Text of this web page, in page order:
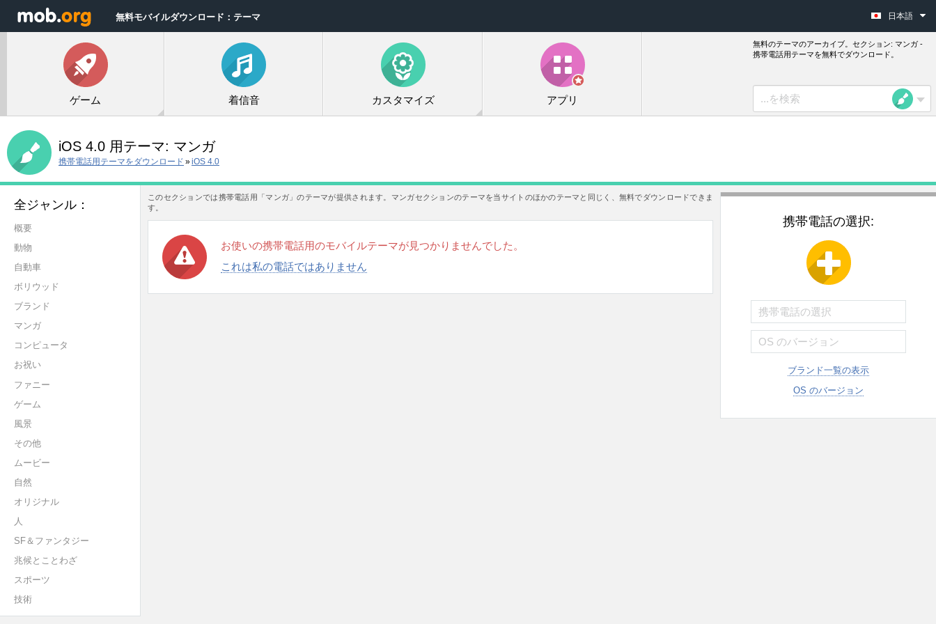
無料モバイルダウンロード：テーマ 日本語
ゲーム 着信音 カスタマイズ アプリ
無料のテーマのアーカイブ。セクション: マンガ -
携帯電話用テーマを無料でダウンロード。
iOS 4.0 用テーマ: マンガ
携帯電話用テーマをダウンロード »iOS 4.0
全ジャンル：
概要
動物
自動車
ボリウッド
ブランド
マンガ
コンピュータ
お祝い
ファニー
ゲーム
風景
その他
ムービー
自然
オリジナル
人
SF＆ファンタジー
兆候とことわざ
スポーツ
技術
このセクションでは携帯電話用「マンガ」のテーマが提供されます。マンガセクションのテーマを当サイトのほかのテーマと同じく、無料でダウンロードできま
す。
お使いの携帯電話用のモバイルテーマが見つかりませんでした。
これは私の電話ではありません
携帯電話の選択:
ブランド一覧の表示
OS のバージョン